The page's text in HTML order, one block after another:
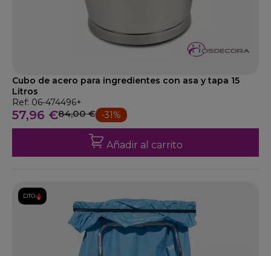
Cubo de acero para ingredientes con asa y tapa 15
Litros
Ref: 06-474496+
57,96 €84,00 € -31%
Añadir al carrito
DTO.